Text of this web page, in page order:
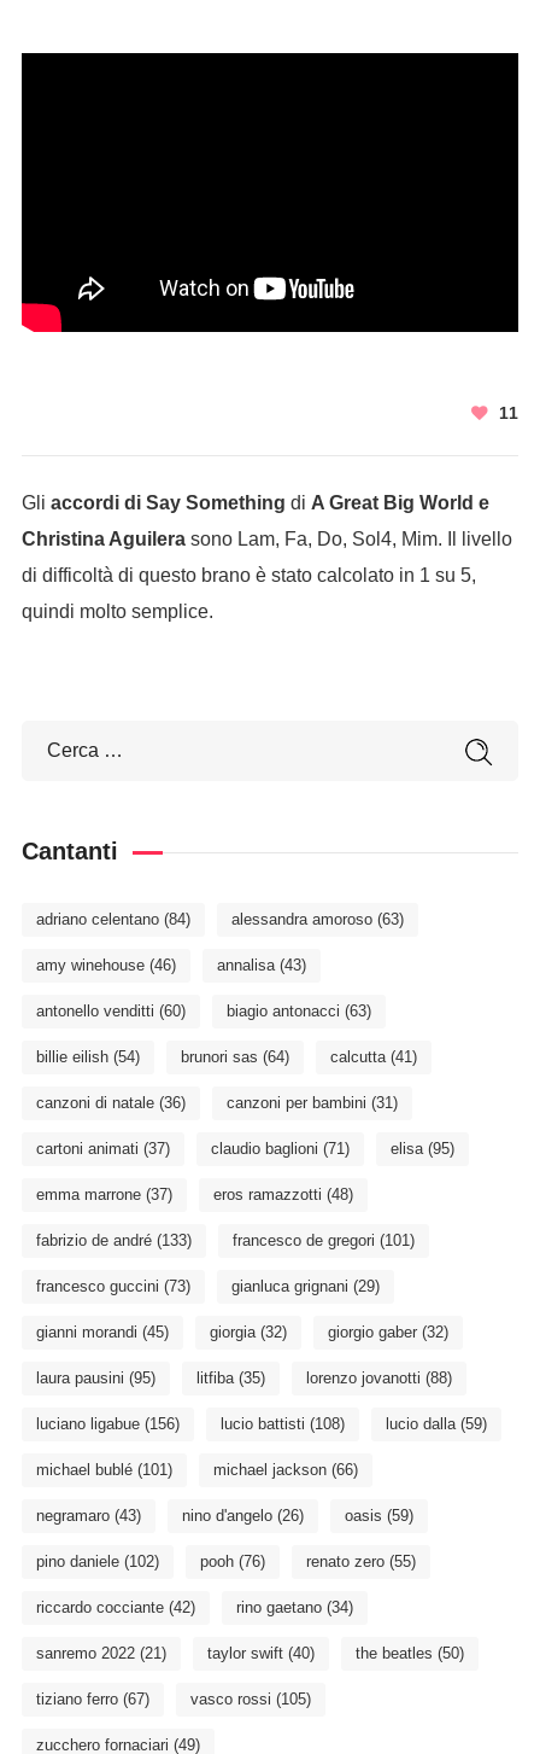
11
Gli accordi di Say Something di A Great Big World e
Christina Aguilerasono Lam, Fa, Do, Sol4, Mim. Il livello
di difficoltà di questo brano è stato calcolato in 1 su 5,
quindi molto semplice.
Cantanti
adriano celentano(84) alessandra amoroso(63)
amy winehouse(46) annalisa(43)
antonello venditti (60) biagio antonacci (63)
billie eilish(54) brunori sas (64) calcutta(41)
canzoni di natale(36) canzoni per bambini (31)
cartoni animati (37) claudio baglioni (71) elisa(95)
emma marrone(37) eros ramazzotti (48)
fabrizio de andré(133) francesco de gregori (101)
francesco guccini (73) gianluca grignani (29)
gianni morandi (45) giorgia(32) giorgio gaber(32)
laura pausini (95) litfiba(35) lorenzo jovanotti (88)
luciano ligabue(156) lucio battisti (108) lucio dalla(59)
michael bublé(101) michael jackson(66)
negramaro(43) nino d'angelo(26) oasis (59)
pino daniele(102) pooh(76) renato zero(55)
riccardo cocciante(42) rino gaetano(34)
sanremo 2022(21) taylor swift(40) the beatles (50)
tiziano ferro(67) vasco rossi (105)
zucchero fornaciari (49)